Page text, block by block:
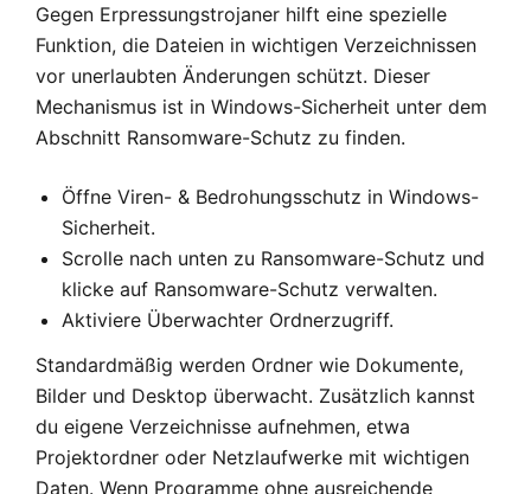
Gegen Erpressungstrojaner hilft eine spezielle
Funktion, die Dateien in wichtigen Verzeichnissen
vor unerlaubten Änderungen schützt. Dieser
Mechanismus ist in Windows-Sicherheit unter dem
Abschnitt Ransomware-Schutz zu finden.
Öffne Viren- & Bedrohungsschutz in Windows-
Sicherheit.
Scrolle nach unten zu Ransomware-Schutz und
klicke auf Ransomware-Schutz verwalten.
Aktiviere Überwachter Ordnerzugriff.
Standardmäßig werden Ordner wie Dokumente,
Bilder und Desktop überwacht. Zusätzlich kannst
du eigene Verzeichnisse aufnehmen, etwa
Projektordner oder Netzlaufwerke mit wichtigen
Daten. Wenn Programme ohne ausreichende